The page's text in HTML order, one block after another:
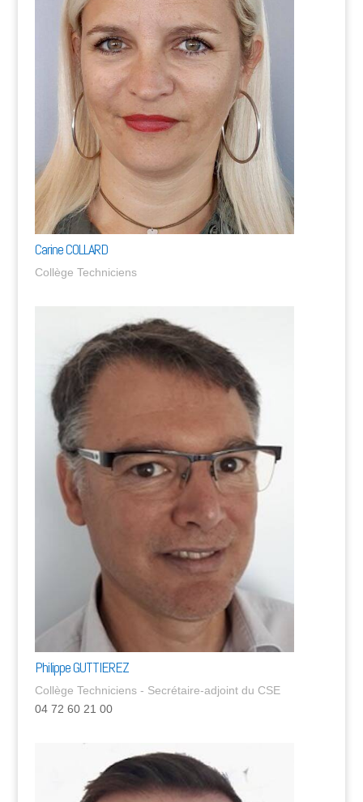
Carine COLLARD
Collège Techniciens
Philippe GUTTIEREZ
Collège Techniciens - Secrétaire-adjoint du CSE
04 72 60 21 00